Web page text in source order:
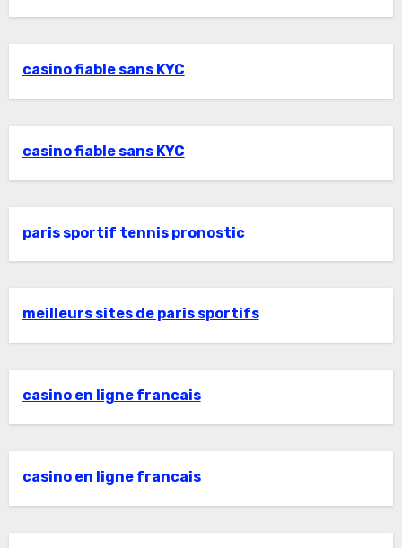
casino fiable sans KYC
casino fiable sans KYC
paris sportif tennis pronostic
meilleurs sites de paris sportifs
casino en ligne francais
casino en ligne francais